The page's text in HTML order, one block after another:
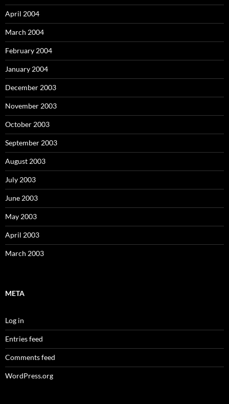
April 2004
March 2004
February 2004
January 2004
December 2003
November 2003
October 2003
September 2003
August 2003
July 2003
June 2003
May 2003
April 2003
March 2003
META
Log in
Entries feed
Comments feed
WordPress.org